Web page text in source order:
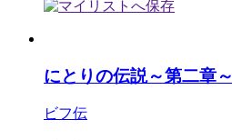
にとりの伝説～第二章～
ビフ伝